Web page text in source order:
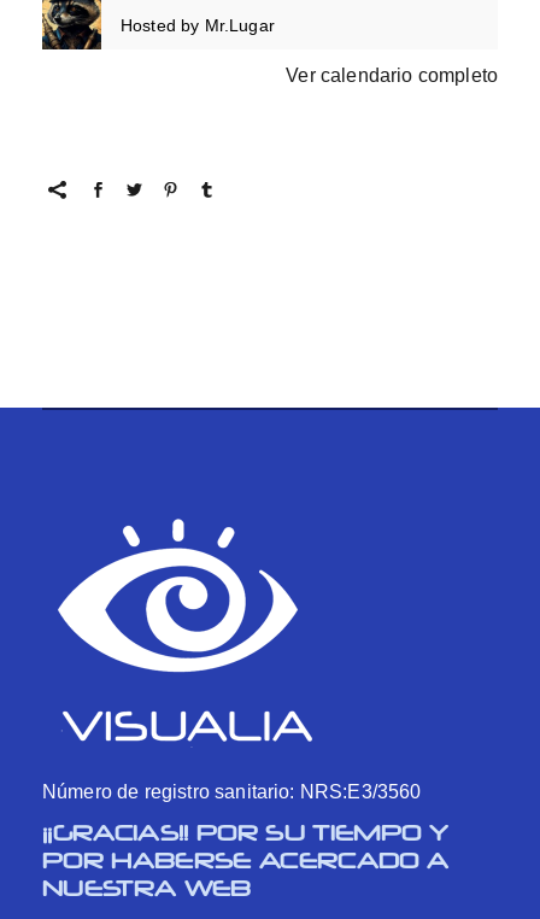
Hosted by Mr.Lugar
Ver calendario completo
Número de registro sanitario: NRS:E3/3560
¡¡GRACIAS!! POR SU TIEMPO Y
POR HABERSE ACERCADO A
NUESTRA WEB